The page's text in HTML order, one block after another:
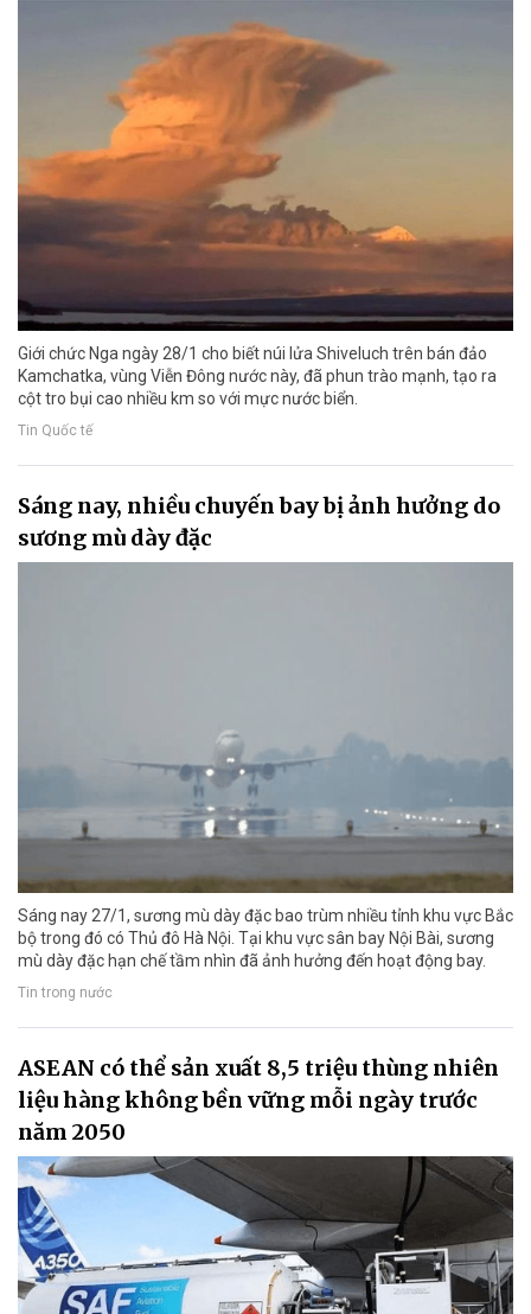
Giới chức Nga ngày 28/1 cho biết núi lửa Shiveluch trên bán đảo
Kamchatka, vùng Viễn Đông nước này, đã phun trào mạnh, tạo ra
cột tro bụi cao nhiều km so với mực nước biển.
Tin Quốc tế
Sáng nay, nhiều chuyến bay bị ảnh hưởng do
sương mù dày đặc
Sáng nay 27/1, sương mù dày đặc bao trùm nhiều tỉnh khu vực Bắc
bộ trong đó có Thủ đô Hà Nội. Tại khu vực sân bay Nội Bài, sương
mù dày đặc hạn chế tầm nhìn đã ảnh hưởng đến hoạt động bay.
Tin trong nước
ASEAN có thể sản xuất 8,5 triệu thùng nhiên
liệu hàng không bền vững mỗi ngày trước
năm 2050